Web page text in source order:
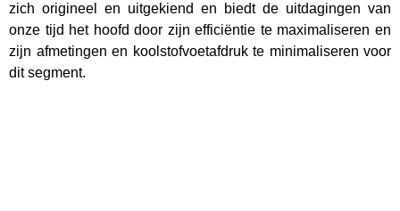
zich origineel en uitgekiend en biedt de uitdagingen van
onze tijd het hoofd door zijn efficiëntie te maximaliseren en
zijn afmetingen en koolstofvoetafdruk te minimaliseren voor
dit segment.